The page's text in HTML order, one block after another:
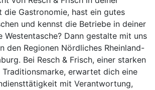
die Gastronomie, hast ein gutes
und kennst die Betriebe in deiner
Westentasche? Dann gestalte mit uns
den Regionen Nördliches Rheinland-
Bei Resch & Frisch, einer starken
erwartet dich eine
mit Verantwortung,